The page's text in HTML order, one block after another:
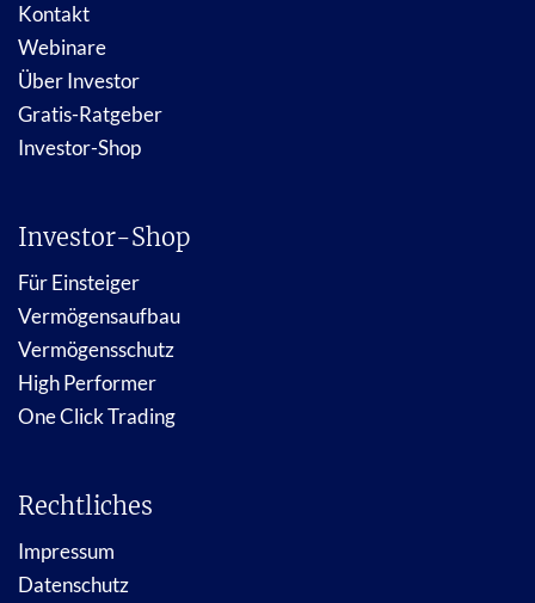
Kontakt
Webinare
Über Investor
Gratis-Ratgeber
Investor-Shop
Investor-Shop
Für Einsteiger
Vermögensaufbau
Vermögensschutz
High Performer
One Click Trading
Rechtliches
Impressum
Datenschutz